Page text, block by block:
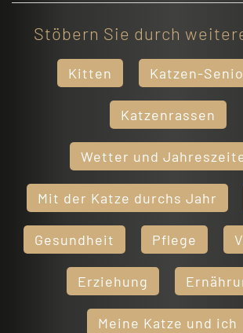
Stöbern Sie durch
Kitten Katzen-
Katzenrassen
Wetter und
Mit der Katze durchs Jahr
Gesundheit Pflege
Erziehung
Meine Katze und ich